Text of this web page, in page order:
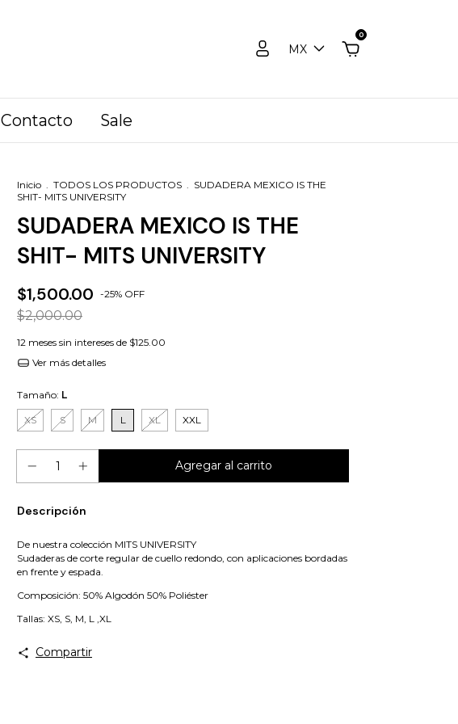
MX
0
Contacto Sale
Inicio . TODOS LOS PRODUCTOS . SUDADERA MEXICO IS THE
SHIT- MITS UNIVERSITY
SUDADERA MEXICO IS THE
SHIT- MITS UNIVERSITY
$1,500.00 -25% OFF
$2,000.00
12 meses sin intereses de $125.00
Ver más detalles
Tamaño: L
XS S M L XL XXL
Descripción
De nuestra colección MITS UNIVERSITY
Sudaderas de corte regular de cuello redondo, con aplicaciones bordadas
en frente y espada.
Composición: 50% Algodón 50% Poliéster
Tallas: XS, S, M, L ,XL
Compartir